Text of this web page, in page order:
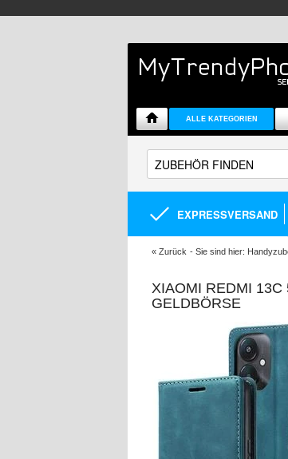
ALLE KATEGORIEN
EXPRESSVERSAND
« Zurück - Sie sind hier:
XIAOMI REDMI
GELDBÖRSE